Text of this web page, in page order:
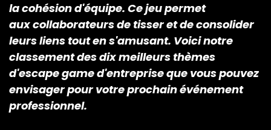
la cohésion d'équipe. Ce jeu permet
aux collaborateurs de tisser et de consolider
leurs liens tout en s'amusant. Voici notre
classement des dix meilleurs thèmes
d'escape game d'entreprise que vous pouvez
envisager pour votre prochain événement
professionnel.